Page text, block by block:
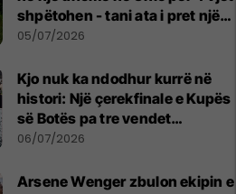
shpëtohen - tani ata i pret një
sfidë e madhe
05/07/2026
Kjo nuk ka ndodhur kurrë në
histori: Një çerekfinale e Kupës
së Botës pa tre vendet
legjendare të futbollit
06/07/2026
Arsene Wenger zbulon ekipin e